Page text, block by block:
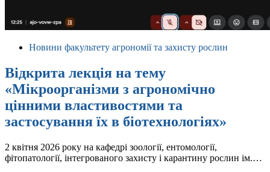
Новини факультету агрономії та захисту рослин
Відкрита лекція на тему
«Мікроорганізми з агрономічно
цінними властивостями та
застосування їх в біотехнологіях»
2 квітня 2026 року на кафедрі зоології, ентомології,
фітопатології, інтегрованого захисту і карантину рослин ім.…